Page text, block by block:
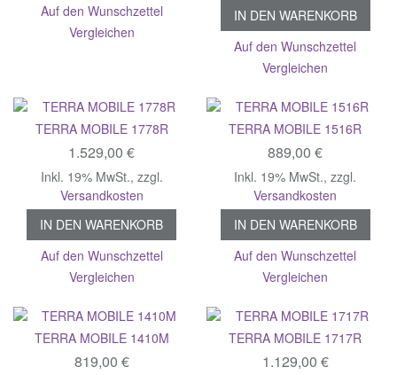
Auf den Wunschzettel
Vergleichen
IN DEN WARENKORB
Auf den Wunschzettel
Vergleichen
TERRA MOBILE 1778R
1.529,00 €
Inkl. 19% MwSt., zzgl.
Versandkosten
IN DEN WARENKORB
Auf den Wunschzettel
Vergleichen
TERRA MOBILE 1516R
889,00 €
Inkl. 19% MwSt.,zzgl.
Versandkosten
IN DEN WARENKORB
Auf den Wunschzettel
Vergleichen
TERRA MOBILE 1410M
819,00 €
TERRA MOBILE 1717R
1.129,00 €